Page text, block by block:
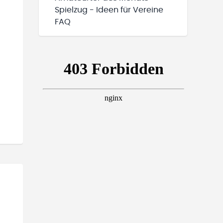
Spielzug - Ideen für Vereine
FAQ